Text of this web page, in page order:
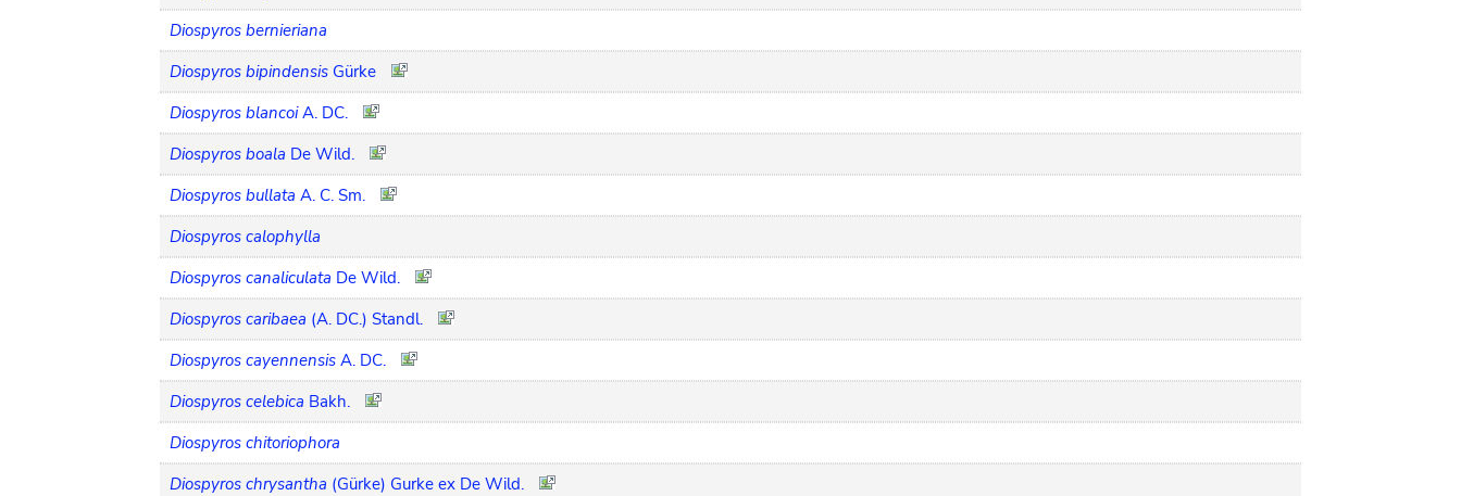
Diospyros bernieriana
Diospyros bipindensis Gürke
Diospyros blancoi A. DC.
Diospyros boala De Wild.
Diospyros bullata A. C. Sm.
Diospyros calophylla
Diospyros canaliculata De Wild.
Diospyros caribaea (A. DC.) Standl.
Diospyros cayennensis A. DC.
Diospyros celebica Bakh.
Diospyros chitoriophora
Diospyros chrysantha (Gürke) Gurke ex De Wild.